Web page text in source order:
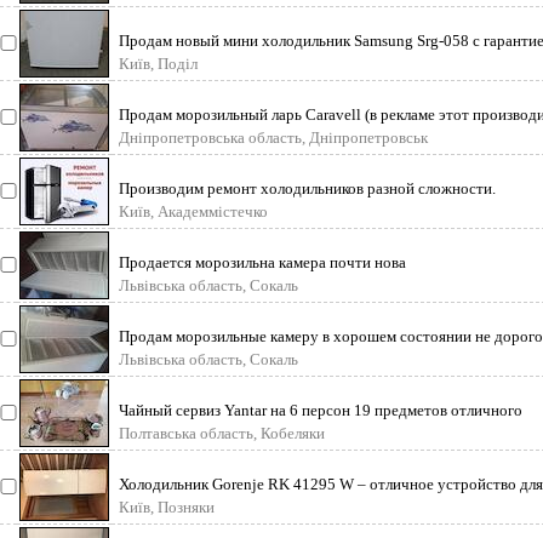
Продам новый мини холодильник Samsung Srg-058 с
года от авторизованного
Київ, Поділ
Продам морозильный ларь Caravell (в рекламе этот
не нуждается) в отлич
Дніпропетровська область, Дніпропетровськ
Производим ремонт холодильников разной сложности.
Диагностика, замена всевозможных
Київ, Академмістечко
Продается морозильна камера почти нова
Львівська область, Сокаль
Продам морозильные камеру в хорошем состоянии не дорого
Львівська область, Сокаль
Чайный сервиз Yantar на 6 персон 19 предметов отличного
качества, не использовался,
Полтавська область, Кобеляки
Холодильник Gorenje RK 41295 W – отличное устройство для
хранения большого количеств
Київ, Позняки